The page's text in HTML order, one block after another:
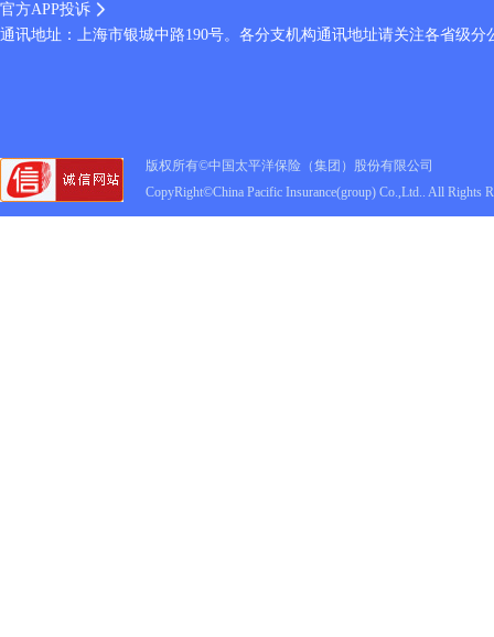
官方APP投诉
通讯地址：上海市银城中路190号。各分支机构通讯地址请关注各省级
版权所有©中国太平洋保险（集团）股份有限公司
CopyRight©China Pacific Insurance(group) Co.,Ltd.. All Rights